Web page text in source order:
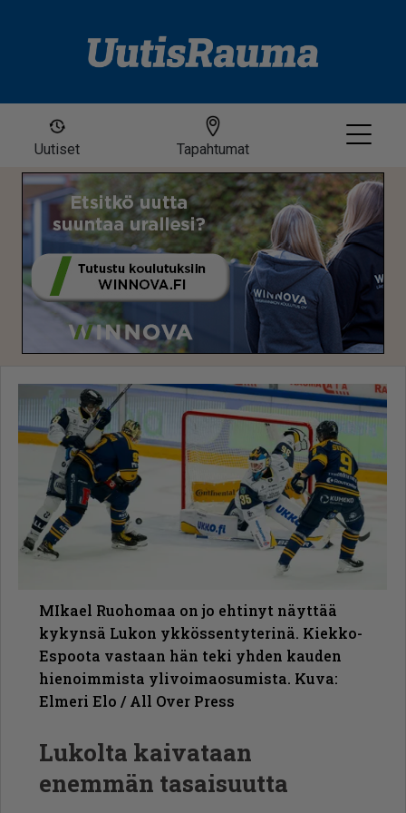
Uutiset Tapahtumat
MIkael Ruohomaa on jo ehtinyt näyttää
kykynsä Lukon ykkössentyterinä. Kiekko-
Espoota vastaan hän teki yhden kauden
hienoimmista ylivoimaosumista. Kuva:
Elmeri Elo / All Over Press
Lukolta kaivataan
enemmän tasaisuutta